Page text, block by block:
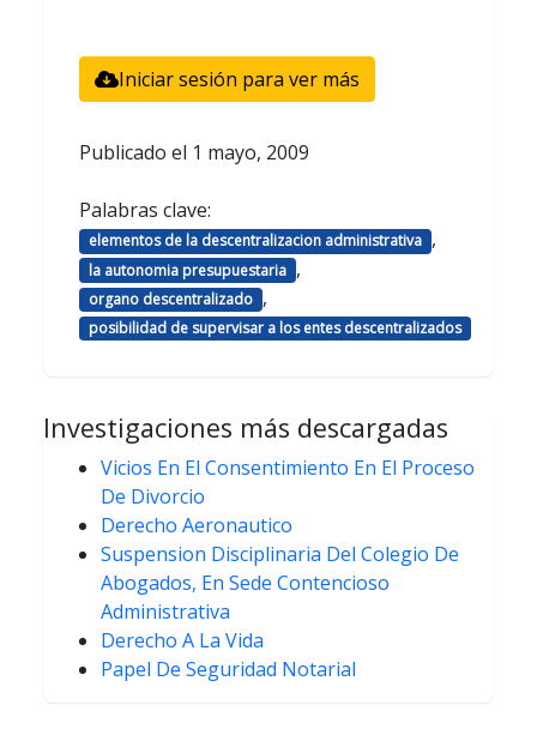
Iniciar sesión para ver más
Publicado el 1 mayo, 2009
Palabras clave:
elementos de la descentralizacion administrativa ,
la autonomia presupuestaria ,
organo descentralizado ,
posibilidad de supervisar a los entes descentralizados
Investigaciones más descargadas
Vicios En El Consentimiento En El Proceso
De Divorcio
Derecho Aeronautico
Suspension Disciplinaria Del Colegio De
Abogados, En Sede Contencioso
Administrativa
Derecho A La Vida
Papel De Seguridad Notarial